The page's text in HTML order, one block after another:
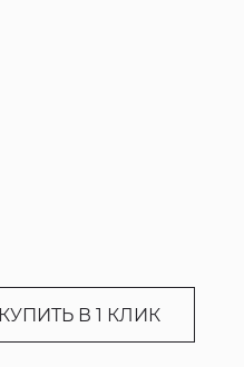
КУПИТЬ В 1 КЛИК